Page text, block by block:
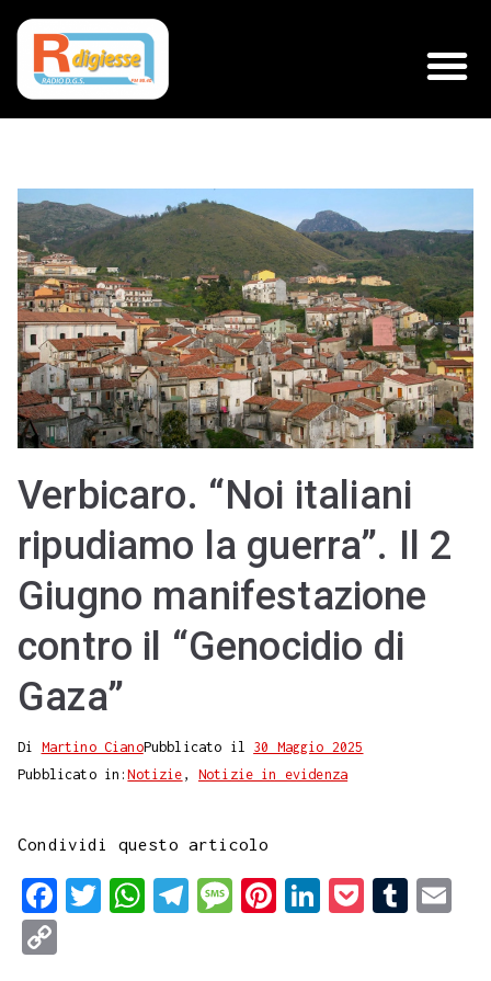
Verbicaro. “Noi italiani
ripudiamo la guerra”. Il 2
Giugno manifestazione
contro il “Genocidio di
Gaza”
Di Martino CianoPubblicato il 30 Maggio 2025
Pubblicato in:Notizie , Notizie in evidenza
Condividi questo articolo
F
T
W
T
M
P
L
T